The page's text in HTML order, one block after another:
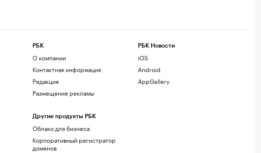
РБК
О компании
Контактная информация
Редакция
Размещение рекламы
Другие продукты РБК
Облако для бизнеса
Корпоративный регистратор
доменов
РБК Новости
iOS
Android
AppGallery